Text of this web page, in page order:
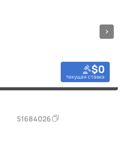
$0
текущая ставка
51684026